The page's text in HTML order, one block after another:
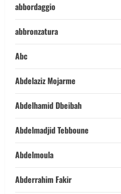
abbordaggio
abbronzatura
Abc
Abdelaziz Mojarme
Abdelhamid Dbeibah
Abdelmadjid Tebboune
Abdelmoula
Abderrahim Fakir